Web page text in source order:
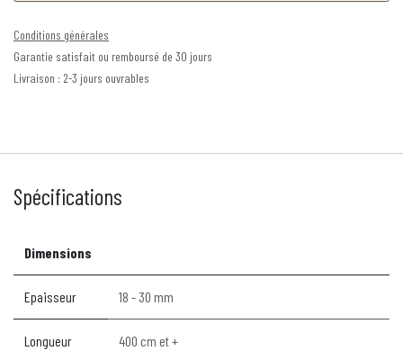
Conditions générales
Garantie satisfait ou remboursé de 30 jours
Livraison : 2-3 jours ouvrables
Spécifications
Dimensions
Epaisseur 18 - 30 mm
Longueur 400 cm et +